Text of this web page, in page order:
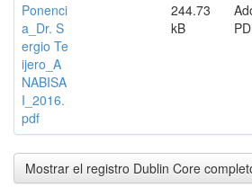
Ponenci
a_Dr. S
ergio Te
ijero_A
NABISA
I_2016.
pdf
244.73
kB
Mostrar el registro Dublin Core